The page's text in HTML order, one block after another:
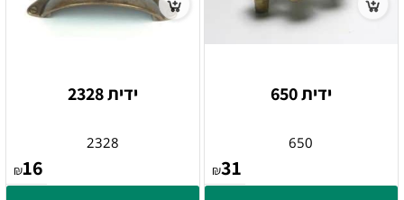
ידית 650
650
₪31
ידית 2328
2328
₪16